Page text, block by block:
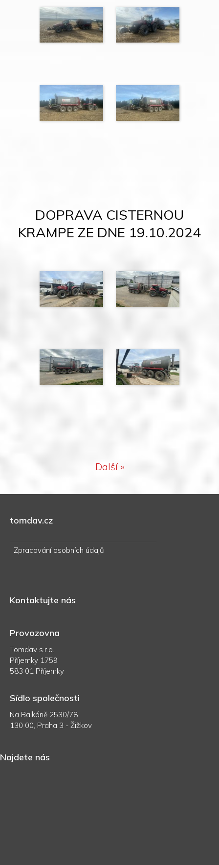
DOPRAVA CISTERNOU
KRAMPE ZE DNE 19.10.2024
Další »
tomdav.cz
Zpracování osobních údajů
Kontaktujte nás
Provozovna
Tomdav s.r.o.
Příjemky 1759
583 01 Příjemky
Sídlo společnosti
Na Balkáně 2530/78
130 00, Praha 3 - Žižkov
Najdete nás